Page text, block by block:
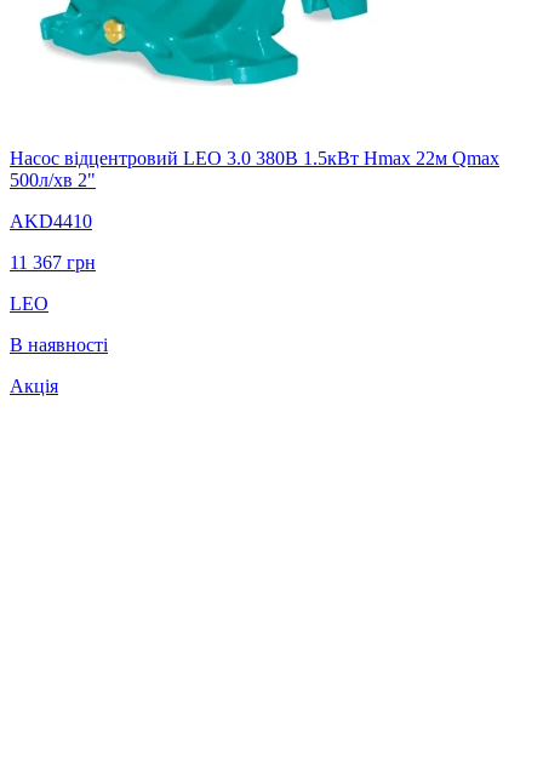
Насос відцентровий LEO 3.0 380В 1.5кВт Hmax 22м Qmax
500л/хв 2"
AKD4410
11 367 грн
LEO
В наявності
Акція